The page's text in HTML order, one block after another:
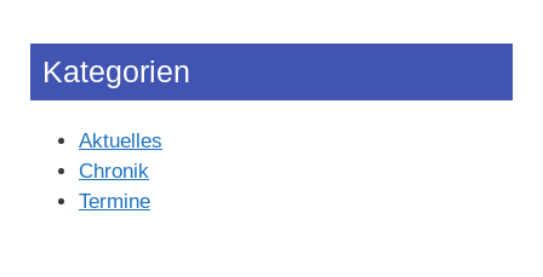
Kategorien
Aktuelles
Chronik
Termine